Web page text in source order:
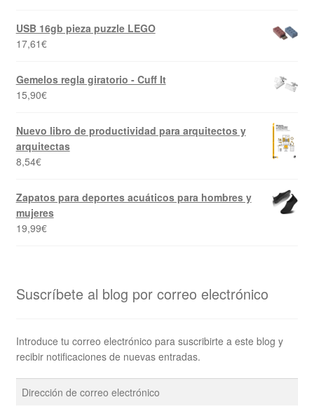
USB 16gb pieza puzzle LEGO
17,61€
Gemelos regla giratorio - Cuff It
15,90€
Nuevo libro de productividad para arquitectos y
arquitectas
8,54€
Zapatos para deportes acuáticos para hombres y
mujeres
19,99€
Suscríbete al blog por correo electrónico
Introduce tu correo electrónico para suscribirte a este blog y
recibir notificaciones de nuevas entradas.
Dirección
de